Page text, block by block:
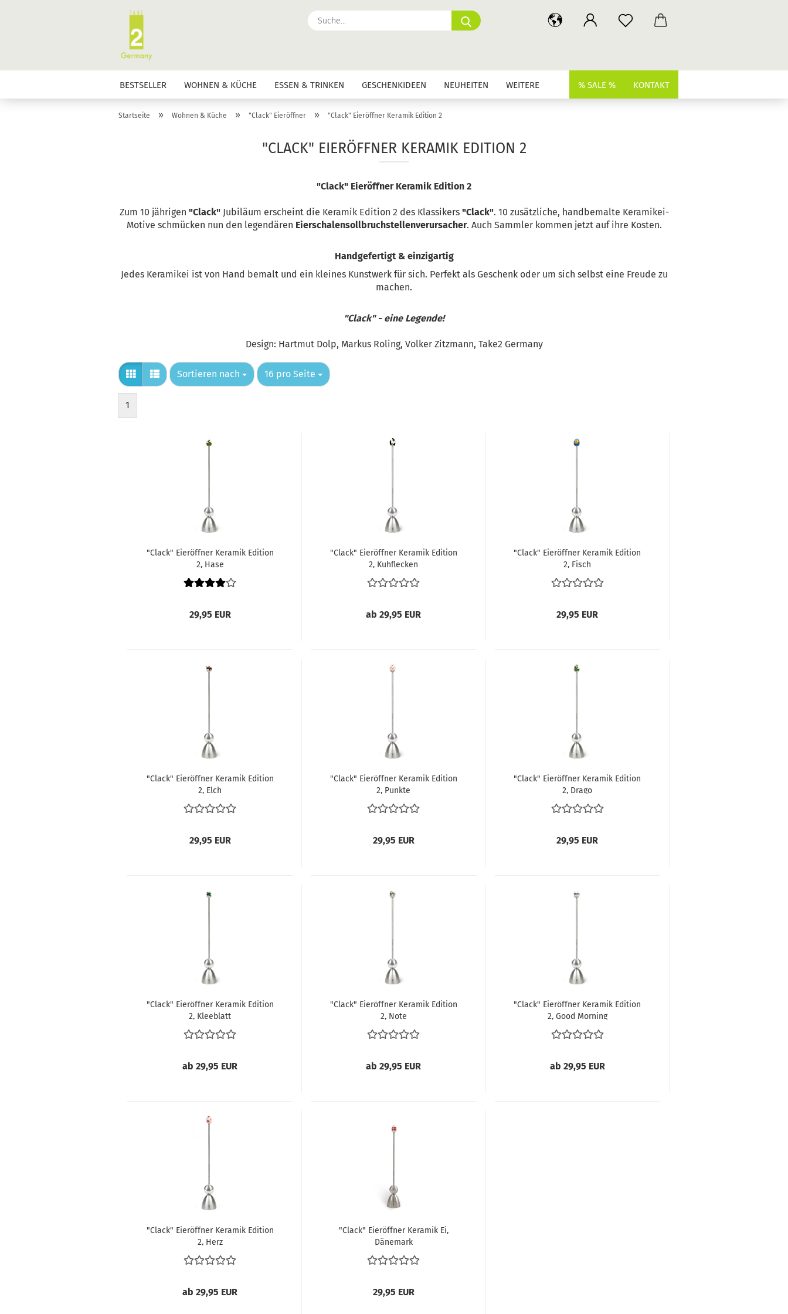
Suche...
BESTSELLER WOHNEN & KÜCHE ESSEN & TRINKEN GESCHENKIDEEN NEUHEITEN % SALE % KONTAKT
WEITERE
Startseite » Wohnen & Küche » "Clack" Eieröffner » "Clack" Eieröffner Keramik Edition 2
"CLACK" EIERÖFFNER KERAMIK EDITION 2
"Clack" Eieröffner Keramik Edition 2
Zum 10 jährigen "Clack"Jubiläum erscheint die Keramik Edition 2 des Klassikers "Clack". 10 zusätzliche, handbemalte Keramikei-
Motive schmücken nun den legendären Eierschalensollbruchstellenverursacher. Auch Sammler kommen jetzt auf ihre Kosten.
Handgefertigt & einzigartig
Jedes Keramikei ist von Hand bemalt und ein kleines Kunstwerk für sich. Perfekt als Geschenk oder um sich selbst eine Freude zu
machen.
"Clack" - eine Legende!
Design: Hartmut Dolp, Markus Roling, Volker Zitzmann, Take2 Germany
Sortieren nach
Sortieren nach 16 pro Seite
pro Seite
1
"Clack" Eieröffner Keramik Edition
2, Hase
29,95 EUR
"Clack" Eieröffner Keramik Edition
2, Kuhflecken
ab 29,95 EUR
"Clack" Eieröffner Keramik Edition
2, Fisch
29,95 EUR
"Clack" Eieröffner Keramik Edition
2, Elch
29,95 EUR
"Clack" Eieröffner Keramik Edition
2, Punkte
29,95 EUR
"Clack" Eieröffner Keramik Edition
2, Drago
29,95 EUR
"Clack" Eieröffner Keramik Edition
2, Kleeblatt
ab 29,95 EUR
"Clack" Eieröffner Keramik Edition
2, Note
ab 29,95 EUR
"Clack" Eieröffner Keramik Edition
2, Good Morning
ab 29,95 EUR
"Clack" Eieröffner Keramik Edition
2, Herz
ab 29,95 EUR
"Clack" Eieröffner Keramik Ei,
Dänemark
29,95 EUR